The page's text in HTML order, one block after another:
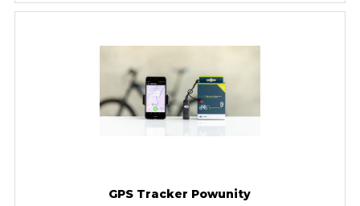
GPS Tracker Powunity